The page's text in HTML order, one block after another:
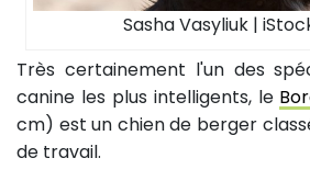
Sasha Vasyliuk |
Très certainement l'un des
canine les plus intelligents, le
cm) est un chien de berger
de travail.